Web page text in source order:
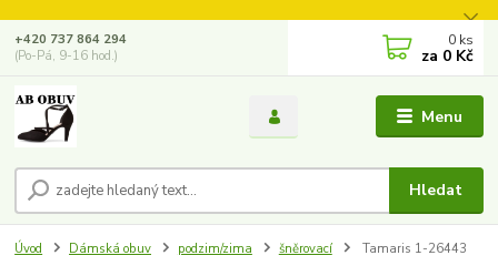
Menu
Hledat
+420 737 864 294
(Po-Pá, 9-16 hod.)
0 ks
za 0 Kč
Úvod Dámská obuv podzim/zima šněrovací Tamaris 1-26443